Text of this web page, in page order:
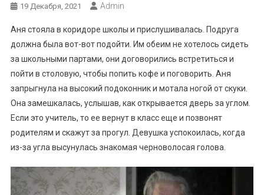
19 Декабря, 2021 Admin
Аня стояла в коридоре школы и прислушивалась. Подруга
должна была вот-вот подойти. Им обеим не хотелось сидеть
за школьными партами, они договорились встретиться и
пойти в столовую, чтобы попить кофе и поговорить. Аня
запрыгнула на высокий подоконник и мотала ногой от скуки.
Она замешкалась, услышав, как открывается дверь за углом.
Если это учитель, то ее вернут в класс еще и позвонят
родителям и скажут за прогул. Девушка успокоилась, когда
из-за угла высунулась знакомая черноволосая голова.